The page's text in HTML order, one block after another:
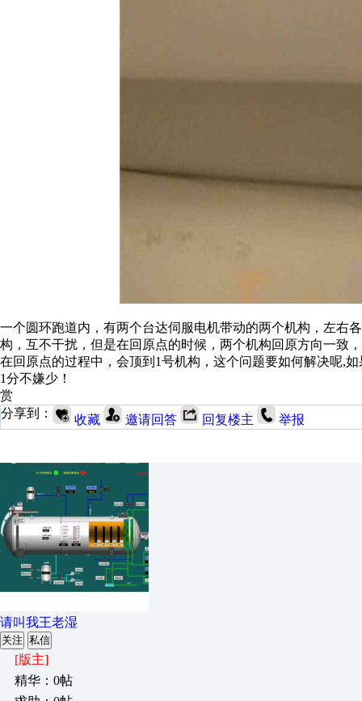
一个圆环跑道内，有两个台达伺服电机带动的两个机构，左右
构，互不干扰，但是在回原点的时候，两个机构回原方向一致
在回原点的过程中，会顶到1号机构，这个问题要如何解决呢,
1分不嫌少！
赏
分享到：
收藏 邀请回答 回复楼主 举报
请叫我王老湿
关注 私信
[版主]
精华：0帖